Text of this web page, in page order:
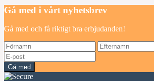
Gå med i vårt nyhetsbrev
Gå med och få riktigt bra erbjudanden!
Gå med